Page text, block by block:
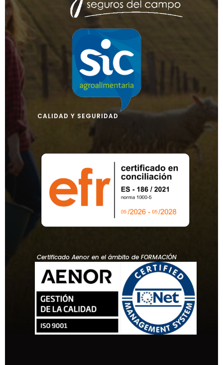
CALIDAD Y SEGURIDAD
Certificado Aenor en el ámbito de FORMACIÓN